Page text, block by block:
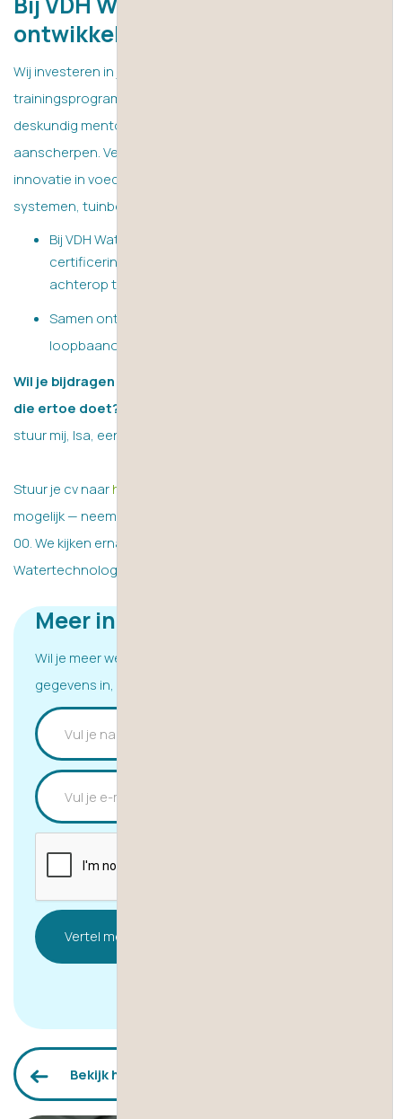
ontwikkeling nooit.
Wij investeren in jouw groei met doorlopende
trainingsprogramma's, praktijkgerichte projecten en
deskundig mentorschap, zodat jij je vaardigheden kunt
aanscherpen. Verbeter je carrière en stimuleer tegelijkertijd
innovatie in voedsel- en drankensystemen, industriële
systemen, tuinbouw- en drinkwatersystemen.
Bij VDH Watertechnology actualiseer je jouw
certificeringen op het gebied van je expertise, zonder
achterop te lopen.
Samen ontwerpen we jouw gepersonaliseerde
loopbaanontwikkelingsplan.
Wil je bijdragen aan veilig water en werken met techniek
die ertoe doet?
stuur mij, Isa, een bericht via de chat.
Stuur je cv naar hr@vdhwater.nl
mogelijk — neem contact met ons op via
00 . We kijken ernaar uit jou te verwelkomen bij VDH
Watertechnology!
Meer informatie ontvangen?
Wil je meer weten over deze vacature? Vul hieronder je
gegevens in, of chat direct met ons via whatsapp.
Bekijk het overzicht